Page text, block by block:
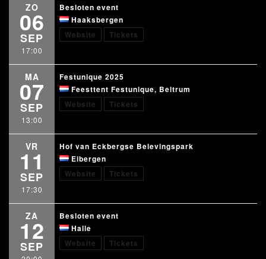
ZO
06
SEP
17:00
Besloten event
Haaksbergen
Website
Tickets
MA
07
SEP
13:00
Festunique 2025
Feesttent Festunique, Beltrum
Website
Tickets
VR
11
SEP
17:30
Hof van Eckbergse Belevingspark
Eibergen
Website
Tickets
ZA
12
SEP
Besloten event
Halle
Website
Tickets